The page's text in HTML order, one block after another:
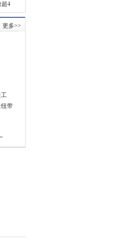
超4
更多>>
带